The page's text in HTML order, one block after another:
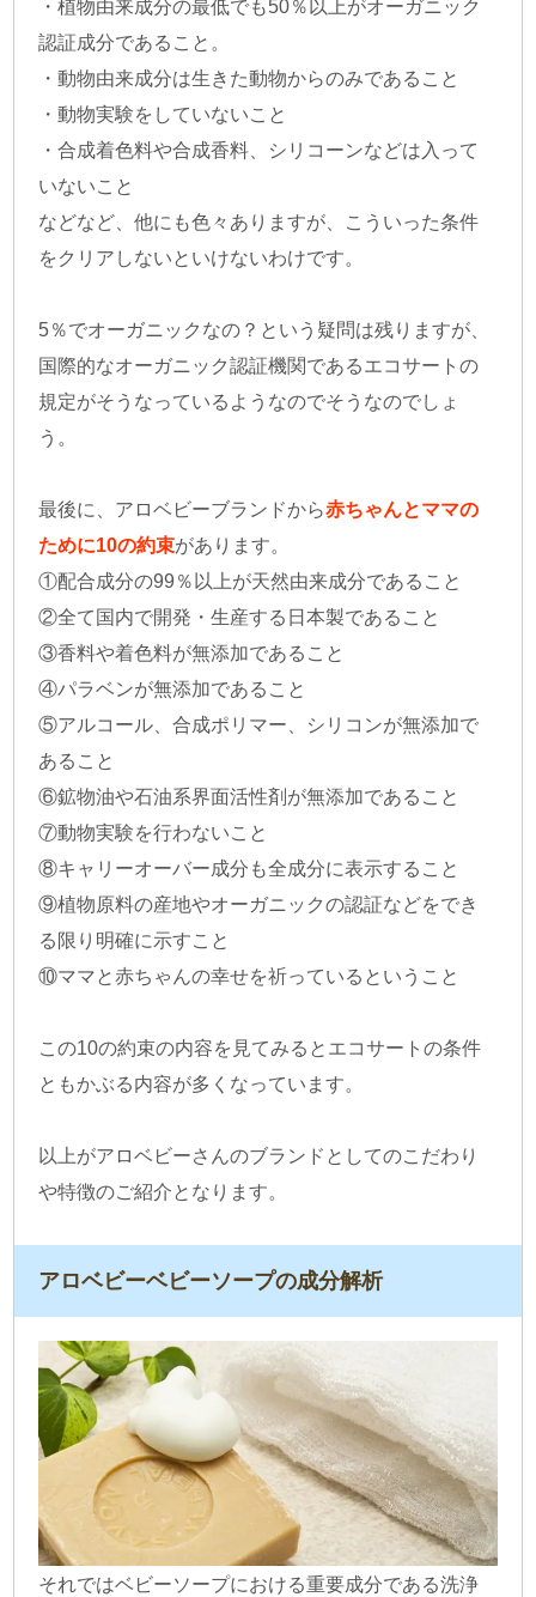
・植物由来成分の最低でも50％以上がオーガニック
認証成分であること。
・動物由来成分は生きた動物からのみであること
・動物実験をしていないこと
・合成着色料や合成香料、シリコーンなどは入って
いないこと
などなど、他にも色々ありますが、こういった条件
をクリアしないといけないわけです。
5％でオーガニックなの？という疑問は残りますが、
国際的なオーガニック認証機関であるエコサートの
規定がそうなっているようなのでそうなのでしょ
う。
最後に、アロベビーブランドから赤ちゃんとママの
ために10の約束があります。
①配合成分の99％以上が天然由来成分であること
②全て国内で開発・生産する日本製であること
③香料や着色料が無添加であること
④パラベンが無添加であること
⑤アルコール、合成ポリマー、シリコンが無添加で
あること
⑥鉱物油や石油系界面活性剤が無添加であること
⑦動物実験を行わないこと
⑧キャリーオーバー成分も全成分に表示すること
⑨植物原料の産地やオーガニックの認証などをでき
る限り明確に示すこと
⑩ママと赤ちゃんの幸せを祈っているということ
この10の約束の内容を見てみるとエコサートの条件
ともかぶる内容が多くなっています。
以上がアロベビーさんのブランドとしてのこだわり
や特徴のご紹介となります。
アロベビーベビーソープの成分解析
それではベビーソープにおける重要成分である洗浄